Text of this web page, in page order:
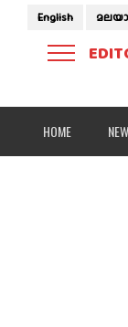
English
HOME